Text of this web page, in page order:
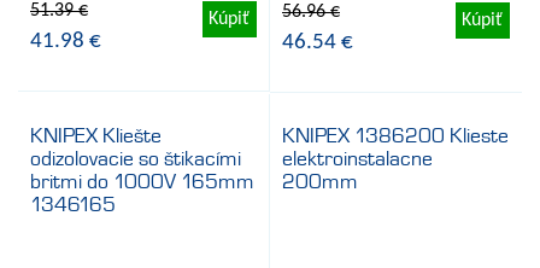
51.39 €
41.98 €
Kúpiť 56.96 €
46.54 €
Kúpiť
KNIPEX Kliešte
odizolovacie so štikacími
britmi do 1000V 165mm
1346165
KNIPEX 1386200 Klieste
elektroinstalacne
200mm